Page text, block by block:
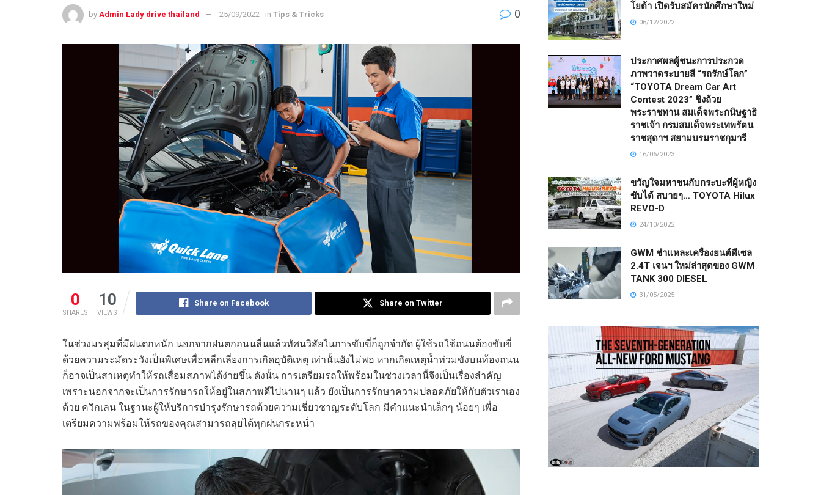
by Admin Lady drive thailand 25/09/2022 in Tips & Tricks 0
0
SHARES
10
VIEWS
Share on Facebook Share on Twitter
ในช่วงมรสุมที่มีฝนตกหนัก นอกจากฝนตกถนนลื่นแล้วทัศนวิสัยในการขับขี่ก็ถูกจำกัด ผู้ใช้รถใช้ถนนต้องขับขี่
ด้วยความระมัดระวังเป็นพิเศษเพื่อหลีกเลี่ยงการเกิดอุบัติเหตุ เท่านั้นยังไม่พอ หากเกิดเหตุน้ำท่วมขังบนท้องถนน
ก็อาจเป็นสาเหตุทำให้รถเสื่อมสภาพได้ง่ายขึ้น ดังนั้น การเตรียมรถให้พร้อมในช่วงเวลานี้จึงเป็นเรื่องสำคัญ
เพราะนอกจากจะเป็นการรักษารถให้อยู่ในสภาพดีไปนานๆ แล้ว ยังเป็นการรักษาความปลอดภัยให้กับตัวเราเอง
ด้วย ควิกเลน ในฐานะผู้ให้บริการบำรุงรักษารถด้วยความเชี่ยวชาญระดับโลก มีคำแนะนำเล็กๆ น้อยๆ เพื่อ
เตรียมความพร้อมให้รถของคุณสามารถลุยได้ทุกฝนกระหน่ำ
โยต้า เปิดรับสมัครนักศึกษาใหม่
06/12/2022
ประกาศผลผู้ชนะการประกวด
ภาพวาดระบายสี “รถรักษ์โลก”
“TOYOTA Dream Car Art
Contest 2023” ชิงถ้วย
พระราชทาน สมเด็จพระกนิษฐาธิ
ราชเจ้า กรมสมเด็จพระเทพรัตน
ราชสุดาฯ สยามบรมราชกุมารี
16/06/2023
ขวัญใจมหาชนกับกระบะที่ผู้หญิง
ขับได้ สบายๆ… TOYOTA Hilux
REVO-D
24/10/2022
GWM ชำแหละเครื่องยนต์ดีเซล
2.4T เจนฯ ใหม่ล่าสุดของ GWM
TANK 300 DIESEL
31/05/2025